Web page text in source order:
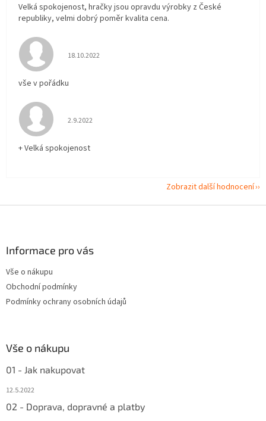
Velká spokojenost, hračky jsou opravdu výrobky z České
republiky, velmi dobrý poměr kvalita cena.
Hodnocení obchodu je 5 z 5 hvězdiček.
18.10.2022
vše v pořádku
Hodnocení obchodu je 5 z 5 hvězdiček.
2.9.2022
+ Velká spokojenost
Zobrazit další hodnocení
Informace pro vás
Vše o nákupu
Obchodní podmínky
Podmínky ochrany osobních údajů
Vše o nákupu
01 - Jak nakupovat
12.5.2022
02 - Doprava, dopravné a platby